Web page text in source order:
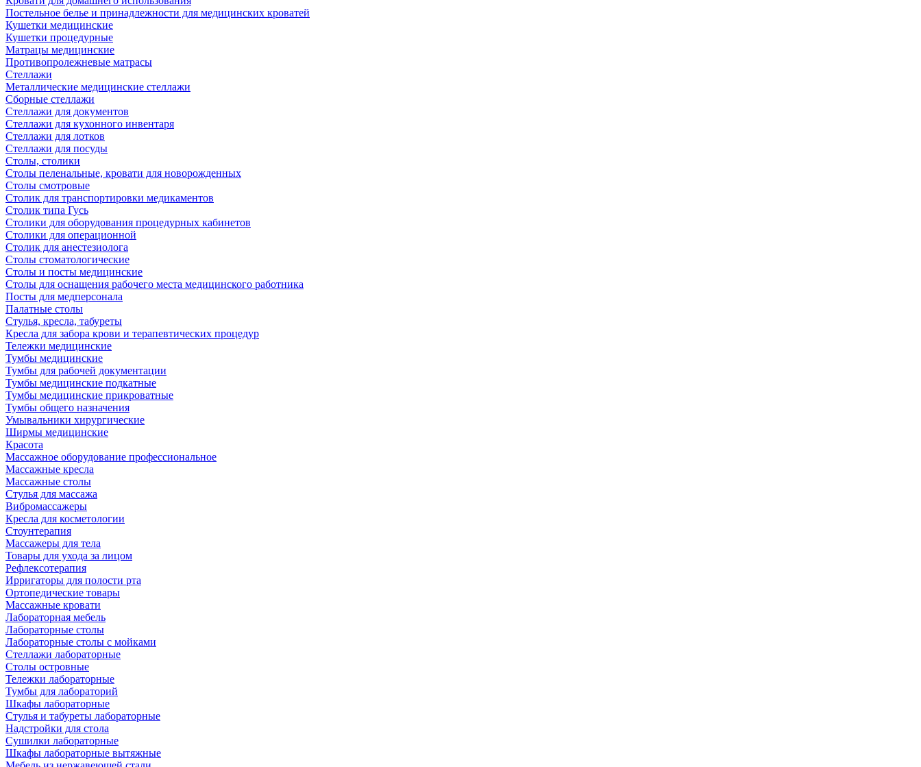
Постельное белье и принадлежности для медицинских кроватей
Кушетки медицинские
Кушетки процедурные
Матрацы медицинские
Противопролежневые матрасы
Стеллажи
Металлические медицинские стеллажи
Сборные стеллажи
Стеллажи для документов
Стеллажи для кухонного инвентаря
Стеллажи для лотков
Стеллажи для посуды
Столы, столики
Столы пеленальные, кровати для новорожденных
Столы смотровые
Столик для транспортировки медикаментов
Столик типа Гусь
Столики для оборудования процедурных кабинетов
Столики для операционной
Столик для анестезиолога
Столы стоматологические
Столы и посты медицинские
Столы для оснащения рабочего места медицинского работника
Посты для медперсонала
Палатные столы
Стулья, кресла, табуреты
Кресла для забора крови и терапевтических процедур
Тележки медицинские
Тумбы медицинские
Тумбы для рабочей документации
Тумбы медицинские подкатные
Тумбы медицинские прикроватные
Тумбы общего назначения
Умывальники хирургические
Ширмы медицинские
Красота
Массажное оборудование профессиональное
Массажные кресла
Массажные столы
Стулья для массажа
Вибромассажеры
Кресла для косметологии
Стоунтерапия
Массажеры для тела
Товары для ухода за лицом
Рефлексотерапия
Ирригаторы для полости рта
Ортопедические товары
Массажные кровати
Лабораторная мебель
Лабораторные столы
Лабораторные столы с мойками
Стеллажи лабораторные
Столы островные
Тележки лабораторные
Тумбы для лабораторий
Шкафы лабораторные
Стулья и табуреты лабораторные
Надстройки для стола
Сушилки лабораторные
Шкафы лабораторные вытяжные